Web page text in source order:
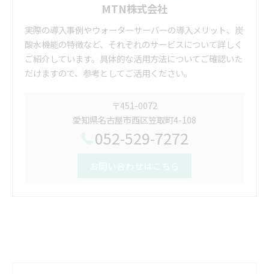
MTN株式会社
実際の導入事例やウォーターサーバーの導入メリット、炭
酸水機能の特徴など、それぞれのサービスについて詳しく
ご紹介しています。具体的な活用方法についてご確認いた
だけますので、参考としてご活用ください。
〒451-0072
愛知県名古屋市西区笠取町4-108
052-529-7272
お問い合わせはこちら